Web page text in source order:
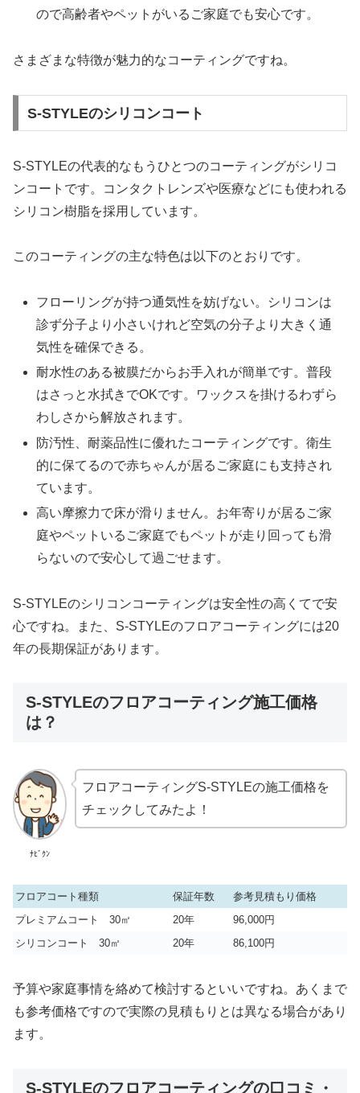
ので高齢者やペットがいるご家庭でも安心です。
さまざまな特徴が魅力的なコーティングですね。
S-STYLEのシリコンコート
S-STYLEの代表的なもうひとつのコーティングがシリコ
ンコートです。コンタクトレンズや医療などにも使われる
シリコン樹脂を採用しています。
このコーティングの主な特色は以下のとおりです。
フローリングが持つ通気性を妨げない。シリコンは
診ず分子より小さいけれど空気の分子より大きく通
気性を確保できる。
耐水性のある被膜だからお手入れが簡単です。普段
はさっと水拭きでOKです。ワックスを掛けるわずら
わしさから解放されます。
防汚性、耐薬品性に優れたコーティングです。衛生
的に保てるので赤ちゃんが居るご家庭にも支持され
ています。
高い摩擦力で床が滑りません。お年寄りが居るご家
庭やペットいるご家庭でもペットが走り回っても滑
らないので安心して過ごせます。
S-STYLEのシリコンコーティングは安全性の高くてで安
心ですね。また、S-STYLEのフロアコーティングには20
年の長期保証があります。
S-STYLEのフロアコーティング施工価格
は？
ﾅﾋﾞｸﾝ
フロアコーティングS-STYLEの施工価格を
チェックしてみたよ！
フロアコート種類 保証年数
参考見積もり価格
プレミアムコート 30㎡
20年
96,000円
シリコンコート 30㎡
20年 86,100円
予算や家庭事情を絡めて検討するといいですね。あくまで
も参考価格ですので実際の見積もりとは異なる場合があり
ます。
S-STYLEのフロアコーティングの口コミ・